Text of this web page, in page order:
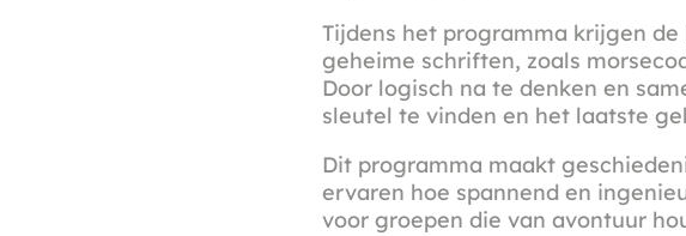
Tijdens het programma krijgen de
geheime schriften, zoals
Door logisch na te denken en
sleutel te vinden en het laatste
Dit programma maakt
ervaren hoe spannend en
voor groepen die van avontuur